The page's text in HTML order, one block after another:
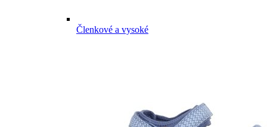
Členkové a vysoké